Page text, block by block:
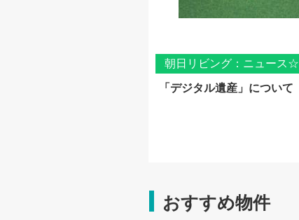
朝日リビング：ニュース☆
「デジタル遺産」について
おすすめ物件